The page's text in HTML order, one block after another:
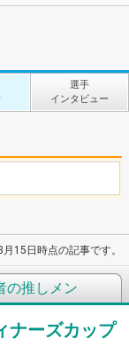
選手
インタビュー
15日時点の記事です。
の推しメン
ナーズカップ